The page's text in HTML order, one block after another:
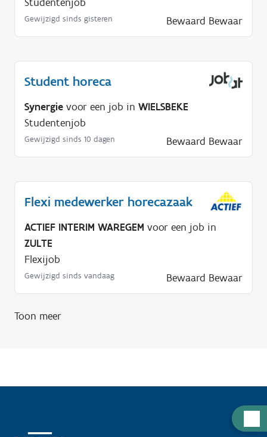
u
Gewijzigd sinds gisteren Bewaard Bewaar
Student horeca
Synergie voor een job in WIELSBEKE
Studentenjob
Gewijzigd sinds 10 dagen Bewaard Bewaar
Flexi medewerker horecazaak
ACTIEF INTERIM WAREGEM voor een job in
ZULTE
Flexijob
Gewijzigd sinds vandaag Bewaard Bewaar
Toon meer